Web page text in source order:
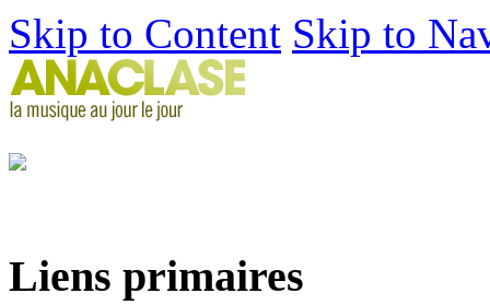
Skip to Content Skip to
Liens primaires